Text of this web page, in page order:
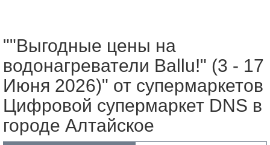
""Выгодные цены на
водонагреватели Ballu!" (3 - 17
Июня 2026)" от супермаркетов
Цифровой супермаркет DNS в
городе Алтайское